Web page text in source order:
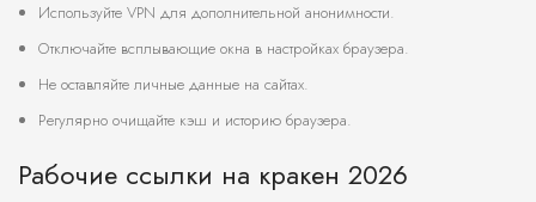
Используйте VPN для дополнительной анонимности.
Отключайте всплывающие окна в настройках браузера.
Не оставляйте личные данные на сайтах.
Регулярно очищайте кэш и историю браузера.
Рабочие ссылки на кракен 2026